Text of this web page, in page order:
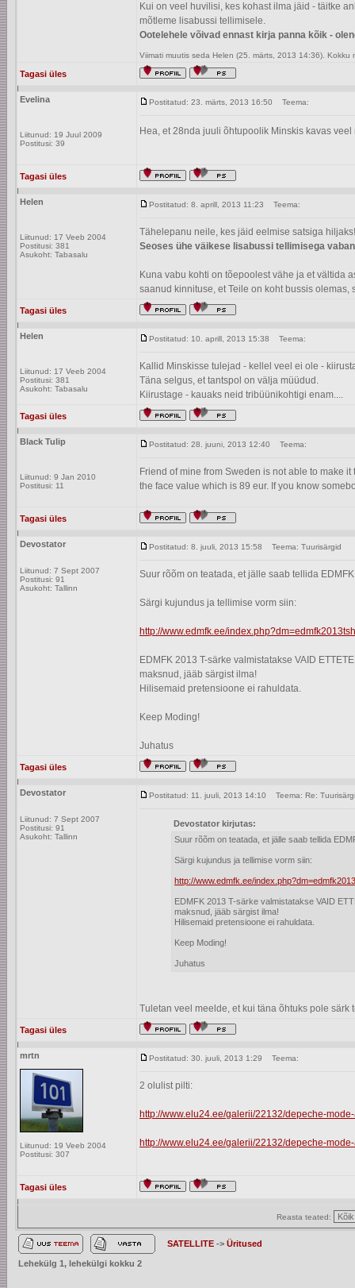
Kui on veel huvilisi, kes kohast ilma jäid - täitke
mõtleme lisabussi tellimisele.
Ootelehele võivad ennast kirja panna kõik -
Viimati muutis seda Helen (25. märts, 2013 14:36). Kokku
Tagasi üles
Evelina
Liitunud: 19 Juul 2009
Postitusi: 39
Postitatud: 23. märts, 2013 16:50 Teema:
Hea, et 28nda juuli õhtupoolik Minskis kavas
Tagasi üles
Helen
Liitunud: 17 Veeb 2004
Postitusi: 381
Asukoht: Tabasalu
Postitatud: 8. aprill, 2013 11:23 Teema:
Tähelepanu neile, kes jäid eelmise satsiga hiljaks!
Seoses ühe väikese lisabussi tellimisega
Kuna vabu kohti on tõepoolest vähe ja et vältida
saanud kinnituse, et Teile on koht bussis
Tagasi üles
Helen
Liitunud: 17 Veeb 2004
Postitusi: 381
Asukoht: Tabasalu
Postitatud: 10. aprill, 2013 15:38 Teema:
Kallid Minskisse tulejad - kellel veel ei ole -
Täna selgus, et tantspol on välja müüdud.
Kiirustage - kauaks neid tribüünikohtigi enam....
Tagasi üles
Black Tulip
Liitunud: 9 Jan 2010
Postitusi: 11
Postitatud: 28. juuni, 2013 12:40 Teema:
Friend of mine from Sweden is not able to make
the face value which is 89 eur. If you know
Tagasi üles
Devostator
Liitunud: 7 Sept 2007
Postitusi: 91
Asukoht: Tallinn
Postitatud: 8. juuli, 2013 15:58 Teema: Tuurisärgid
Suur rõõm on teatada, et jälle saab tellida
Särgi kujundus ja tellimise vorm siin:
http://www.edmfk.ee/
EDMFK 2013 T-särke valmistatakse VAID
maksnud, jääb särgist ilma!
Hilisemaid pretensioone ei rahuldata.
Keep Moding!
Juhatus
Tagasi üles
Devostator
Liitunud: 7 Sept 2007
Postitusi: 91
Asukoht: Tallinn
Postitatud: 11. juuli, 2013 14:10 Teema: Re:
Devostator kirjutas:
Suur rõõm on teatada, et jälle saab tellida
Särgi kujundus ja tellimise vorm siin:
http://www.edmfk.ee/
EDMFK 2013 T-särke valmistatakse VAID
maksnud, jääb särgist ilma!
Hilisemaid pretensioone ei rahuldata.
Keep Moding!
Juhatus
Tuletan veel meelde, et kui täna õhtuks pole
Tagasi üles
mrtn
Liitunud: 19 Veeb 2004
Postitusi: 307
Postitatud: 30. juuli, 2013 1:29 Teema:
2 olulist pilti:
http://www.elu24.ee/galerii/22132/depeche-
http://www.elu24.ee/galerii/22132/depeche-
Tagasi üles
Reasta teated:
SATELLITE -> Üritused
Lehekülg 1, lehekülgi kokku 2